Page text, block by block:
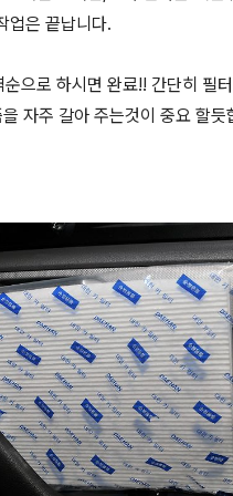
업은 끝납니다.
으로 하시면 완료!! 간단히 필
자주 갈아 주는것이 중요 할듯